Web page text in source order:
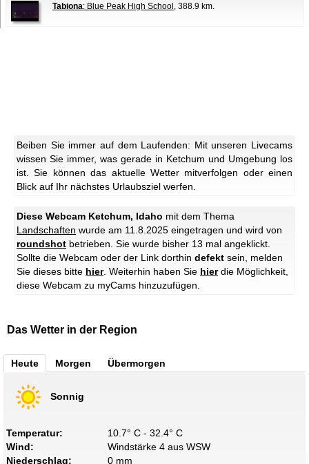
Tabiona: Blue Peak High School , 388.9 km.
Beiben Sie immer auf dem Laufenden: Mit unseren Livecams
wissen Sie immer, was gerade in Ketchum und Umgebung los
ist. Sie können das aktuelle Wetter mitverfolgen oder einen
Blick auf Ihr nächstes Urlaubsziel werfen.
Diese Webcam Ketchum, Idaho mit dem Thema
Landschaften wurde am 11.8.2025 eingetragen und wird von
roundshot betrieben. Sie wurde bisher 13 mal angeklickt.
Sollte die Webcam oder der Link dorthin defekt sein, melden
Sie dieses bitte hier. Weiterhin haben Sie hierdie Möglichkeit,
diese Webcam zu myCams hinzuzufügen.
Das Wetter in der Region
Heute Morgen Übermorgen
Sonnig
Temperatur:
10.7° C - 32.4° C
Wind:
Windstärke 4 aus WSW
Niederschlag:
0 mm